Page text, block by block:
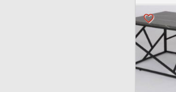
favorite_border